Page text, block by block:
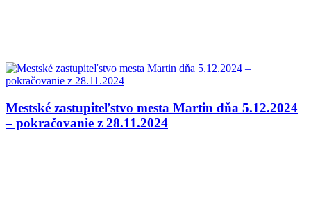
Mestské zastupiteľstvo mesta Martin dňa 5.12.2024
– pokračovanie z 28.11.2024